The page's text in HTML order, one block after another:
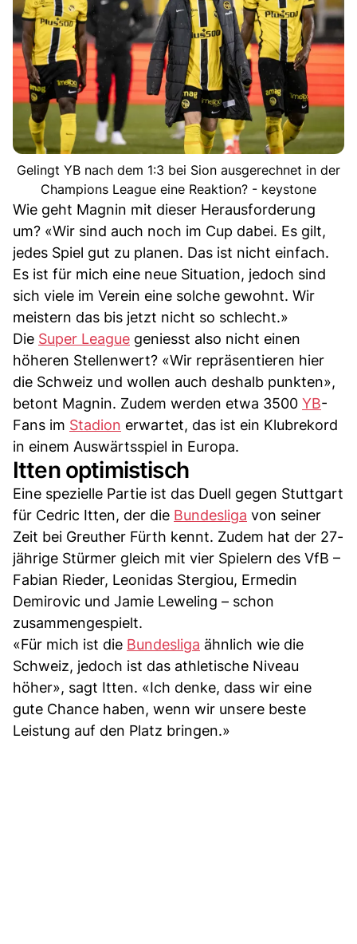
Gelingt YB nach dem 1:3 bei Sion ausgerechnet in der
Champions League eine Reaktion? - keystone
Wie geht Magnin mit dieser Herausforderung
um? «Wir sind auch noch im Cup dabei. Es gilt,
jedes Spiel gut zu planen. Das ist nicht einfach.
Es ist für mich eine neue Situation, jedoch sind
sich viele im Verein eine solche gewohnt. Wir
meistern das bis jetzt nicht so schlecht.»
Die Super League geniesst also nicht einen
höheren Stellenwert? «Wir repräsentieren hier
die Schweiz und wollen auch deshalb punkten»,
betont Magnin. Zudem werden etwa 3500 YB-
Fans im Stadion erwartet, das ist ein Klubrekord
in einem Auswärtsspiel in Europa.
Itten optimistisch
Eine spezielle Partie ist das Duell gegen Stuttgart
für Cedric Itten, der die Bundesliga von seiner
Zeit bei Greuther Fürth kennt. Zudem hat der 27-
jährige Stürmer gleich mit vier Spielern des VfB –
Fabian Rieder, Leonidas Stergiou, Ermedin
Demirovic und Jamie Leweling – schon
zusammengespielt.
«Für mich ist die Bundesliga ähnlich wie die
Schweiz, jedoch ist das athletische Niveau
höher», sagt Itten. «Ich denke, dass wir eine
gute Chance haben, wenn wir unsere beste
Leistung auf den Platz bringen.»